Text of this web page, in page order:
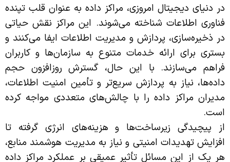
در دنیای دیجیتال امروزی، مراکز داده به عنوان قلب تپنده
فناوری اطلاعات شناخته می‌شوند. این مراکز نقش حیاتی
در ذخیره‌سازی، پردازش و مدیریت اطلاعات ایفا می‌کنند و
بستری برای ارائه خدمات متنوع به سازمان‌ها و کاربران
فراهم می‌سازند. با این حال، گسترش روزافزون حجم
داده‌ها، نیاز به پردازش سریع‌تر و تأمین امنیت اطلاعات،
مدیران مراکز داده را با چالش‌های متعددی مواجه کرده
است.
از پیچیدگی زیرساخت‌ها و هزینه‌های انرژی گرفته تا
افزایش تهدیدات امنیتی و نیاز به مدیریت هوشمند منابع،
هر یک از این مسائل تأثیر عمیقی بر عملکرد مراکز داده